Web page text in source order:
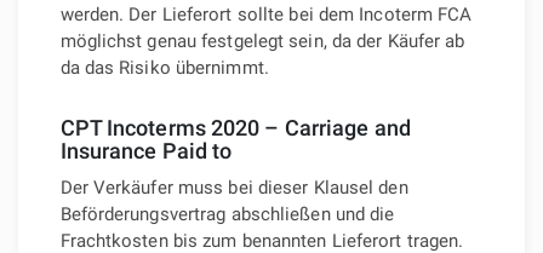
werden. Der Lieferort sollte bei dem Incoterm FCA
möglichst genau festgelegt sein, da der Käufer ab
da das Risiko übernimmt.
CPT Incoterms 2020 – Carriage and
Insurance Paid to
Der Verkäufer muss bei dieser Klausel den
Beförderungsvertrag abschließen und die
Frachtkosten bis zum benannten Lieferort tragen.